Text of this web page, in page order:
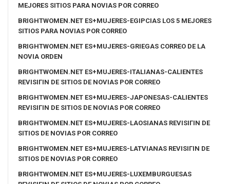
MEJORES SITIOS PARA NOVIAS POR CORREO
BRIGHTWOMEN.NET ES+MUJERES-EGIPCIAS LOS 5 MEJORES
SITIOS PARA NOVIAS POR CORREO
BRIGHTWOMEN.NET ES+MUJERES-GRIEGAS CORREO DE LA
NOVIA ORDEN
BRIGHTWOMEN.NET ES+MUJERES-ITALIANAS-CALIENTES
REVISIГІN DE SITIOS DE NOVIAS POR CORREO
BRIGHTWOMEN.NET ES+MUJERES-JAPONESAS-CALIENTES
REVISIГІN DE SITIOS DE NOVIAS POR CORREO
BRIGHTWOMEN.NET ES+MUJERES-LAOSIANAS REVISIГІN DE
SITIOS DE NOVIAS POR CORREO
BRIGHTWOMEN.NET ES+MUJERES-LATVIANAS REVISIГІN DE
SITIOS DE NOVIAS POR CORREO
BRIGHTWOMEN.NET ES+MUJERES-LUXEMBURGUESAS